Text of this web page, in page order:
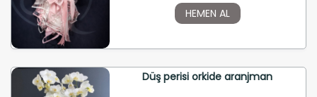
HEMEN AL
Düş perisi orkide aranjman